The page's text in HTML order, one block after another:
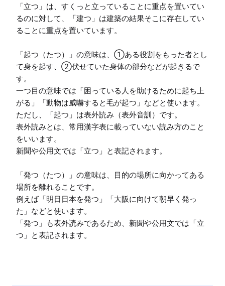
「立つ」は、すくっと立っていることに重点を置いてい
るのに対して、「建つ」は建築の結果そこに存在してい
ることに重点を置いています。
「起つ（たつ）」の意味は、①ある役割をもった者とし
て身を起す、②伏せていた身体の部分などが起きるで
す。
一つ目の意味では「困っている人を助けるために起ち上
がる」「動物は威嚇すると毛が起つ」などと使います。
ただし、「起つ」は表外読み（表外音訓）です。
表外読みとは、常用漢字表に載っていない読み方のこと
をいいます。
新聞や公用文では「立つ」と表記されます。
「発つ（たつ）」の意味は、目的の場所に向かってある
場所を離れることです。
例えば「明日日本を発つ」「大阪に向けて朝早く発っ
た」などと使います。
「発つ」も表外読みであるため、新聞や公用文では「立
つ」と表記されます。